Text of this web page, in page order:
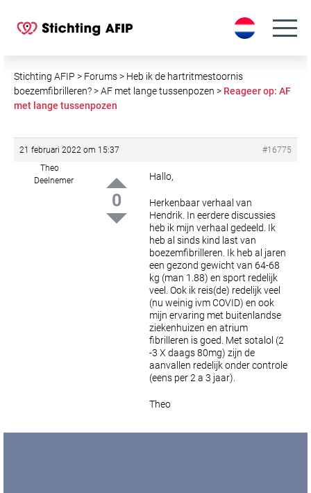
Stichting AFIP > Forums> Heb ik de hartritmestoornis
boezemfibrilleren?>AF met lange tussenpozen > Reageer op: AF
met lange tussenpozen
21 februari 2022 om 15:37
#16775
Theo
Deelnemer
0
Hallo,
Herkenbaar verhaal van
Hendrik. In eerdere discussies
heb ik mijn verhaal gedeeld. Ik
heb al sinds kind last van
boezemfibrilleren. Ik heb al jaren
een gezond gewicht van 64-68
kg (man 1.88) en sport redelijk
veel. Ook ik reis(de) redelijk veel
(nu weinig ivm COVID) en ook
mijn ervaring met buitenlandse
ziekenhuizen en atrium
fibrilleren is goed. Met sotalol (2
-3 X daags 80mg) zijn de
aanvallen redelijk onder controle
(eens per 2 a 3 jaar).
Theo